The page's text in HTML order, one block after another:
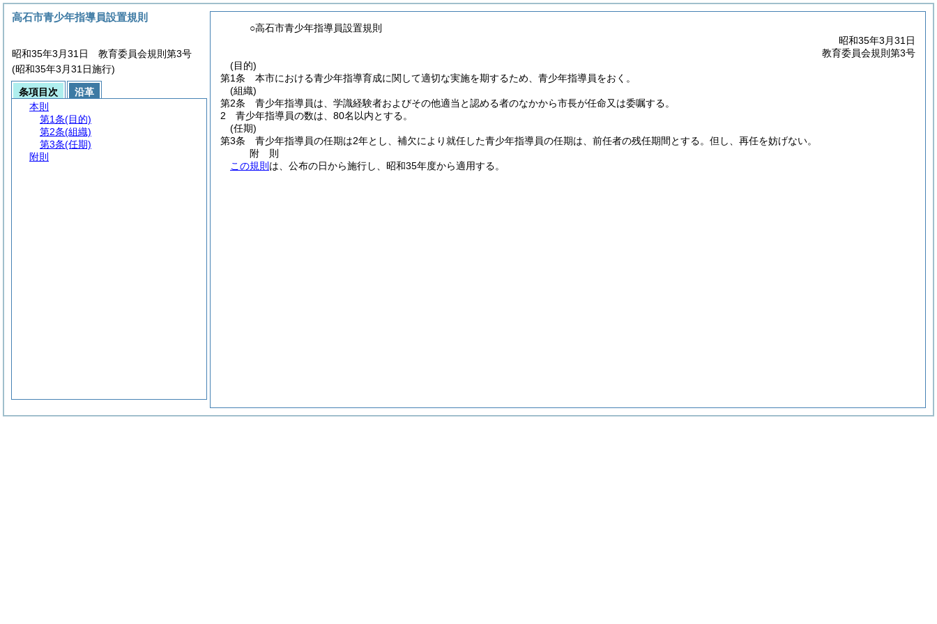
○高石市青少年指導員設置規則
昭和35年3月31日
教育委員会規則第3号
(目的)
第1条
本市における青少年指導育成に関して適切な実施を期するため、青少年指導員をおく。
(組織)
第2条
青少年指導員は、学識経験者およびその他適当と認める者のなかから市長が任命又は委嘱する。
2
青少年指導員の数は、80名以内とする。
(任期)
第3条
青少年指導員の任期は2年とし、補欠により就任した青少年指導員の任期は、前任者の残任期間とする。 但し、再任を妨げない。
附 則
この規則 は、公布の日から施行し、昭和35年度から適用する。
高石市青少年指導員設置規則
昭和35年3月31日 教育委員会規則第3号
(昭和35年3月31日施行)
条項目次
沿革
本則
第1条(目的)
第2条(組織)
第3条(任期)
附則